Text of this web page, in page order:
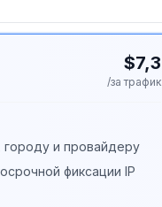
$7,3
/за трафик
городу и провайдеру
фиксации IP